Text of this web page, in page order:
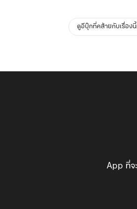
ดูอีบุ๊กที่คล้ายกับเรื่อง
App ที่จ